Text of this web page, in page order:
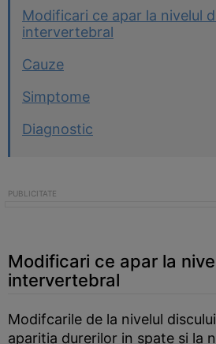
Modificari ce apar la nivelul
intervertebral
Cauze
Simptome
Diagnostic
Modificari ce apar la
intervertebral
Modifcarile de la nivelul
aparitia durerilor in spate si la